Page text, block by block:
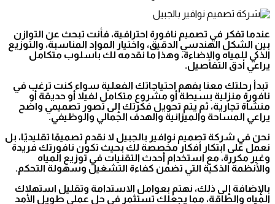
عندما تفكر في تصميم نافورة احترافية، فأنت تبحث عن التوازن
بين الشكل الهندسي الدقيق، واختيار المواد المناسبة، والتوزيع
الذكي للمياه والإضاءة، وهذا ما نقدمه لك بأسلوب متكامل
يراعي أدق التفاصيل.
تبدأ رحلتك معنا بفهم احتياجاتك الفعلية سواء كنت ترغب في
نافورة منزلية بسيطة أو مشروع متكامل لفيلا أو حديقة أو
منشأة تجارية، ثم يتم تحويل فكرتك إلى تصور تصميمي واضح
يراعي المساحة والميزانية والهدف الجمالي والوظيفي.
نحن في شركة تصميم نوافير بالجبيل لا نقدم تصميمًا تقليديًا، بل
نعمل على ابتكار أفكار مخصصة لك بحيث تكون نافورتك فريدة
وغير مكررة، مع استخدام أحدث التقنيات في توزيع المياه
والأنظمة الذكية التي تضمن كفاءة التشغيل وسهولة التحكم.
بالإضافة إلى ذلك، نهتم بعوامل الاستدامة وتقليل استهلاك
المياه والطاقة، مما يجعلك تستثمر في حل عملي طويل الأمد